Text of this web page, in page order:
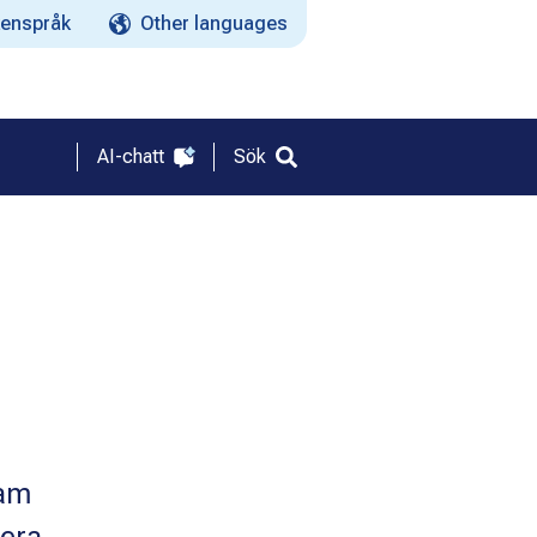
Other languages
AI-chatt Sök